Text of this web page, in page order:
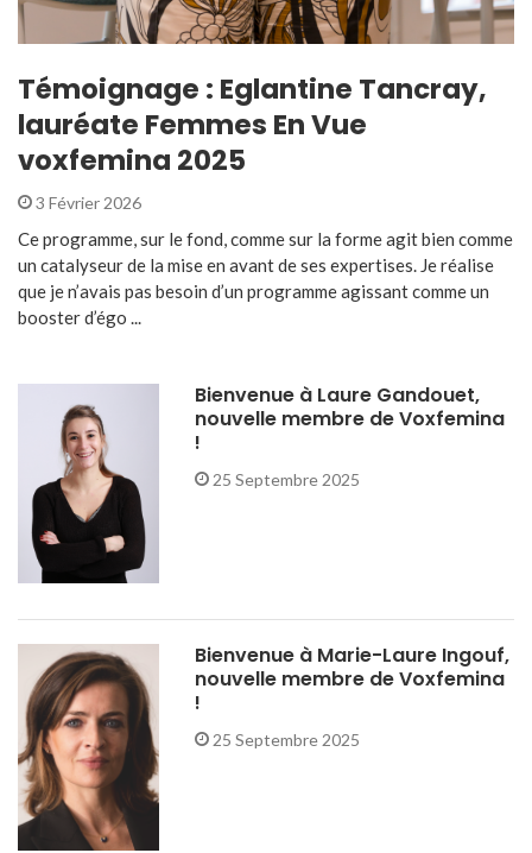
Témoignage : Eglantine Tancray,
lauréate Femmes En Vue
voxfemina 2025
3 Février 2026
Ce programme, sur le fond, comme sur la forme agit bien comme
un catalyseur de la mise en avant de ses expertises. Je réalise
que je n’avais pas besoin d’un programme agissant comme un
booster d’égo ...
Bienvenue à Laure Gandouet,
nouvelle membre de Voxfemina
!
25 Septembre 2025
Bienvenue à Marie-Laure Ingouf,
nouvelle membre de Voxfemina
!
25 Septembre 2025